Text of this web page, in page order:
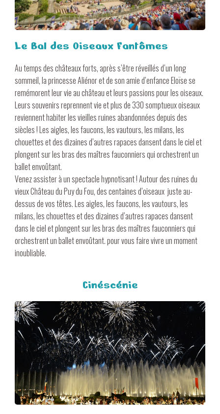
Le Bal des Oiseaux Fantômes
Au temps des châteaux forts, après s’être réveillés d’un long
sommeil, la princesse Aliénor et de son amie d’enfance Eloïse se
remémorent leur vie au château et leurs passions pour les oiseaux.
Leurs souvenirs reprennent vie et plus de 330 somptueux oiseaux
reviennent habiter les vieilles ruines abandonnées depuis des
siècles ! Les aigles, les faucons, les vautours, les milans, les
chouettes et des dizaines d’autres rapaces dansent dans le ciel et
plongent sur les bras des maîtres fauconniers qui orchestrent un
ballet envoûtant.
Venez assister à un spectacle hypnotisant ! Autour des ruines du
vieux Château du Puy du Fou, des centaines d’oiseaux juste au-
dessus de vos têtes. Les aigles, les faucons, les vautours, les
milans, les chouettes et des dizaines d’autres rapaces dansent
dans le ciel et plongent sur les bras des maîtres fauconniers qui
orchestrent un ballet envoûtant. pour vous faire vivre un moment
inoubliable.
Cinéscénie